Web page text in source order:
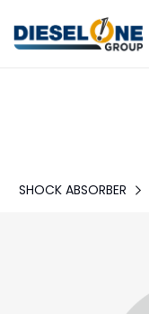
SHOCK ABSORBER